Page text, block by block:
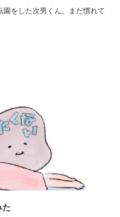
をした次男くん。まだ慣れて
た